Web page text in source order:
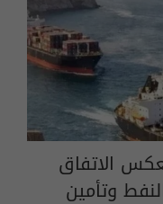
الاتفاق
وتأمين